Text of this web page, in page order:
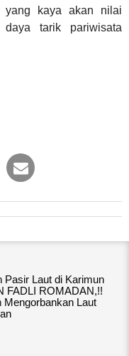
yang kaya akan nilai
daya tarik pariwisata
Pasir Laut di Karimun
FADLI ROMADAN,!!
Mengorbankan Laut